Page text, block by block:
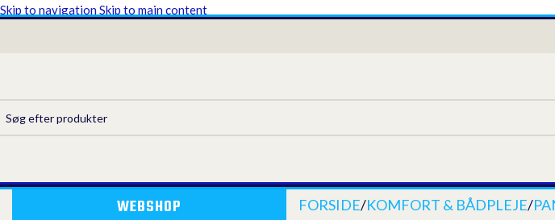
Skip to navigation Skip to main content
WEBSHOP FORSIDE/KOMFORT & BÅDPLEJE/